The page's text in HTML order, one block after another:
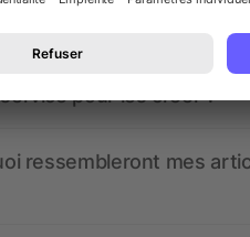
les données
pour les créer ?
ressembleront mes